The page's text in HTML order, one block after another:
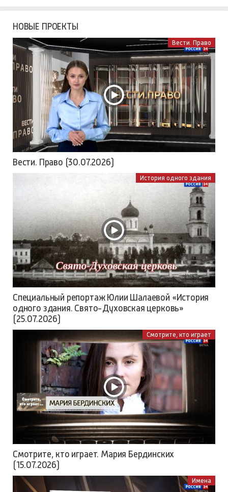
НОВЫЕ ПРОЕКТЫ
Вести. Право
Вести. Право (30.07.2026)
История одного здания
Специальный репортаж Юлии Шалаевой «История
одного здания. Свято-Духовская церковь»
(25.07.2026)
Смотрите, кто играет
Смотрите, кто играет. Мария Бердинских
(15.07.2026)
Имена